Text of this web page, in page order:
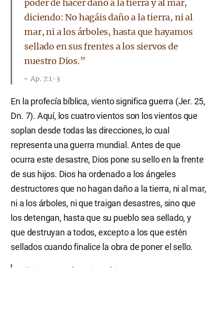
poder de hacer daño a la tierra y al mar,
diciendo: No hagáis daño a la tierra, ni al
mar, ni a los árboles, hasta que hayamos
sellado en sus frentes a los siervos de
nuestro Dios.”
Ap. 7:1-3
En la profecía bíblica, viento significa guerra (Jer. 25,
Dn. 7). Aquí, los cuatro vientos son los vientos que
soplan desde todas las direcciones, lo cual
representa una guerra mundial. Antes de que
ocurra este desastre, Dios pone su sello en la frente
de sus hijos. Dios ha ordenado a los ángeles
destructores que no hagan daño a la tierra, ni al mar,
ni a los árboles, ni que traigan desastres, sino que
los detengan, hasta que su pueblo sea sellado, y
que destruyan a todos, excepto a los que estén
sellados cuando finalice la obra de poner el sello.
“El quinto ángel tocó la trompeta, y vi una